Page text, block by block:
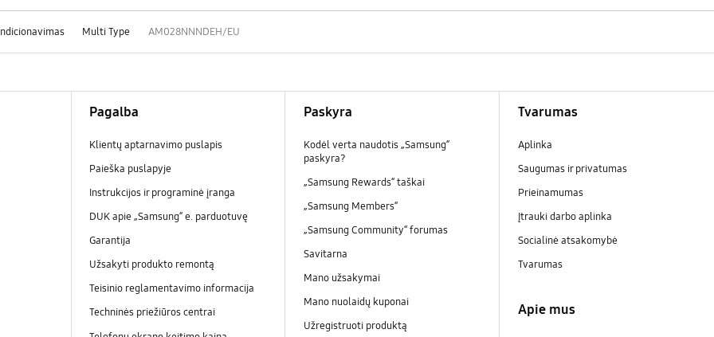
Multi Type AM028NNNDEH/EU
Pagalba
Klientų aptarnavimo puslapis
Paieška puslapyje
Instrukcijos ir programinė įranga
DUK apie „Samsung“ e. parduotuvę
Garantija
Užsakyti produkto remontą
Teisinio reglamentavimo informacija
Techninės priežiūros centrai
Paskyra
Kodėl verta naudotis „Samsung“
paskyra?
„Samsung Rewards“ taškai
„Samsung Members“
„Samsung Community“ forumas
Savitarna
Mano užsakymai
Mano nuolaidų kuponai
Užregistruoti produktą
Tvarumas
Aplinka
Saugumas ir privatumas
Prieinamumas
Įtrauki darbo aplinka
Socialinė atsakomybė
Tvarumas
Apie mus